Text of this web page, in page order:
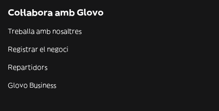
Col·labora amb Glovo
Treballa amb nosaltres
Registrar el negoci
Repartidors
Glovo Business